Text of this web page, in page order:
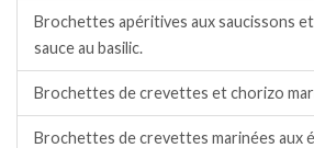
Brochettes apéritives aux saucissons
sauce au basilic.
Brochettes de crevettes et chorizo
Brochettes de crevettes marinées aux